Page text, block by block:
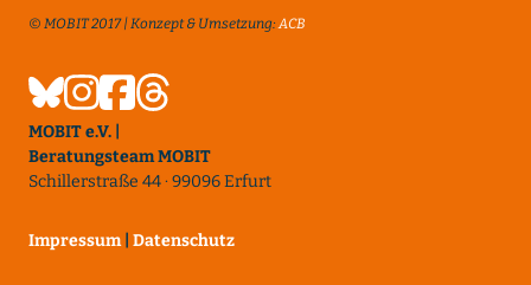
© MOBIT 2017 | Konzept & Umsetzung:ACB
MOBIT e.V. |
Beratungsteam MOBIT
Schillerstraße 44 · 99096 Erfurt
Impressum Datenschutz